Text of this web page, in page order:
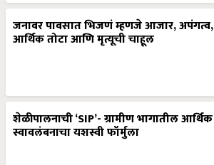
जनावर पावसात भिजणं म्हणजे आजार, अपंगत्व,
आर्थिक तोटा आणि मृत्यूची चाहूल
शेळीपालनाची ‘SIP’- ग्रामीण भागातील आर्थिक
स्वावलंबनाचा यशस्वी फॉर्मुला